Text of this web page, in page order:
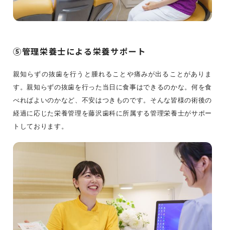
⑤管理栄養士による栄養サポート
親知らずの抜歯を行うと腫れることや痛みが出ることがありま
す。親知らずの抜歯を行った当日に食事はできるのかな。何を食
べればよいのかなど、不安はつきものです。そんな皆様の術後の
経過に応じた栄養管理を藤沢歯科に所属する管理栄養士がサポー
トしております。